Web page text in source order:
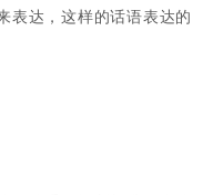
表达，这样的话语表达的